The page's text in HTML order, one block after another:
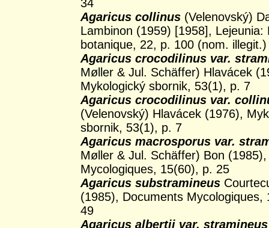
34
Agaricus collinus (Velenovský)
Lambinon (1959) [1958], Lejeunia:
botanique, 22, p. 100 (nom. illegit.)
Agaricus crocodilinus var.
Møller & Jul. Schäffer) Hlavácek
Mykologický sbornik, 53(1), p. 7
Agaricus crocodilinus var.
(Velenovský) Hlavácek (1976),
sbornik, 53(1), p. 7
Agaricus macrosporus var.
Møller & Jul. Schäffer) Bon
Mycologiques, 15(60), p. 25
Agaricus substramineus
(1985), Documents Mycologiques,
49
Agaricus albertii var. stramineus